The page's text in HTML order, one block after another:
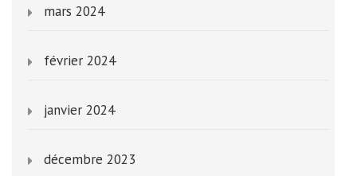
mars 2024
février 2024
janvier 2024
décembre 2023